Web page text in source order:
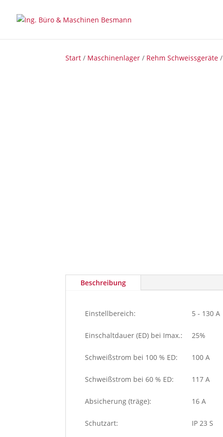
Start / Maschinenlager / Rehm Schweissgeräte /
Beschreibung
Einstellbereich: 5 - 130 A
Einschaltdauer (ED) bei Imax.: 25%
Schweißstrom bei 100 % ED: 100 A
Schweißstrom bei 60 % ED: 117 A
Absicherung (träge): 16 A
Schutzart: IP 23 S